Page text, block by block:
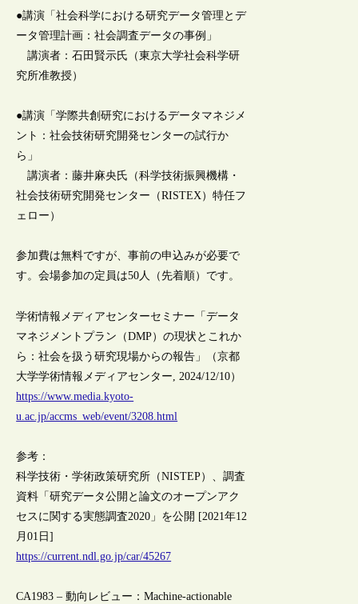
●講演「社会科学における研究データ管理とデ
ータ管理計画：社会調査データの事例」
講演者：石田賢示氏（東京大学社会科学研
究所准教授）
●講演「学際共創研究におけるデータマネジメ
ント：社会技術研究開発センターの試行か
ら」
講演者：藤井麻央氏（科学技術振興機構・
社会技術研究開発センター（RISTEX）特任フ
ェロー）
参加費は無料ですが、事前の申込みが必要で
す。会場参加の定員は50人（先着順）です。
学術情報メディアセンターセミナー「データ
マネジメントプラン（DMP）の現状とこれか
ら：社会を扱う研究現場からの報告」（京都
大学学術情報メディアセンター, 2024/12/10）
https://www.media.kyoto-
u.ac.jp/accms_web/event/3208.html
参考：
科学技術・学術政策研究所（NISTEP）、調査
資料「研究データ公開と論⽂のオープンアク
セスに関する実態調査2020」を公開 [2021年12
月01日]
https://current.ndl.go.jp/car/45267
CA1983 – 動向レビュー：Machine-actionable